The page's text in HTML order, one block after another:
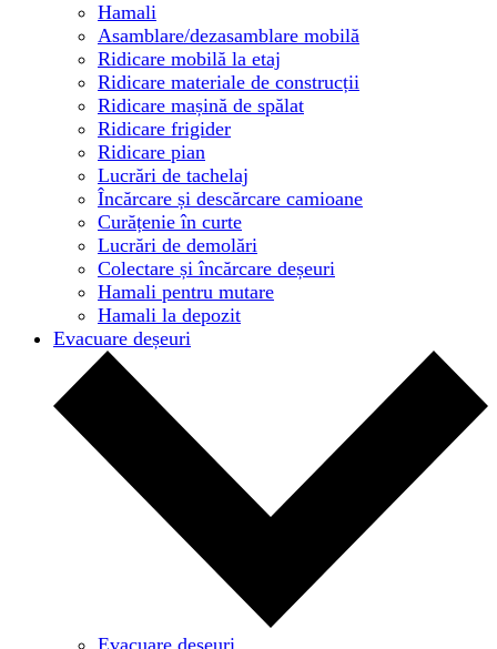
Hamali
Asamblare/dezasamblare mobilă
Ridicare mobilă la etaj
Ridicare materiale de construcții
Ridicare mașină de spălat
Ridicare frigider
Ridicare pian
Lucrări de tachelaj
Încărcare și descărcare camioane
Curățenie în curte
Lucrări de demolări
Colectare și încărcare deșeuri
Hamali pentru mutare
Hamali la depozit
Evacuare deșeuri
Evacuare deșeuri